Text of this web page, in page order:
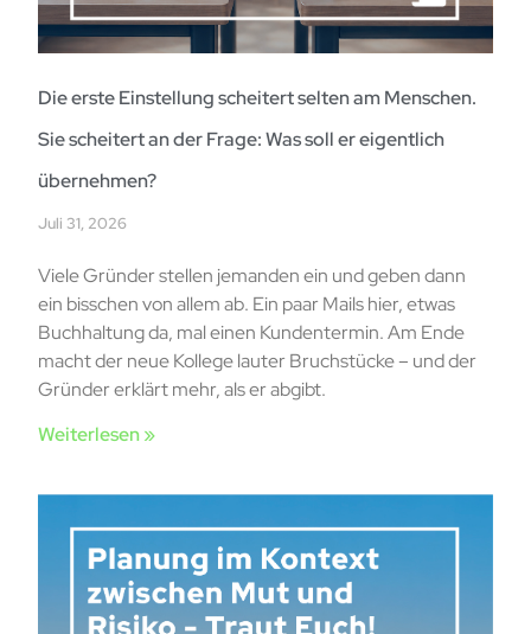
Die erste Einstellung scheitert selten am Menschen.
Sie scheitert an der Frage: Was soll er eigentlich
übernehmen?
Juli 31, 2026
Viele Gründer stellen jemanden ein und geben dann
ein bisschen von allem ab. Ein paar Mails hier, etwas
Buchhaltung da, mal einen Kundentermin. Am Ende
macht der neue Kollege lauter Bruchstücke – und der
Gründer erklärt mehr, als er abgibt.
Weiterlesen »